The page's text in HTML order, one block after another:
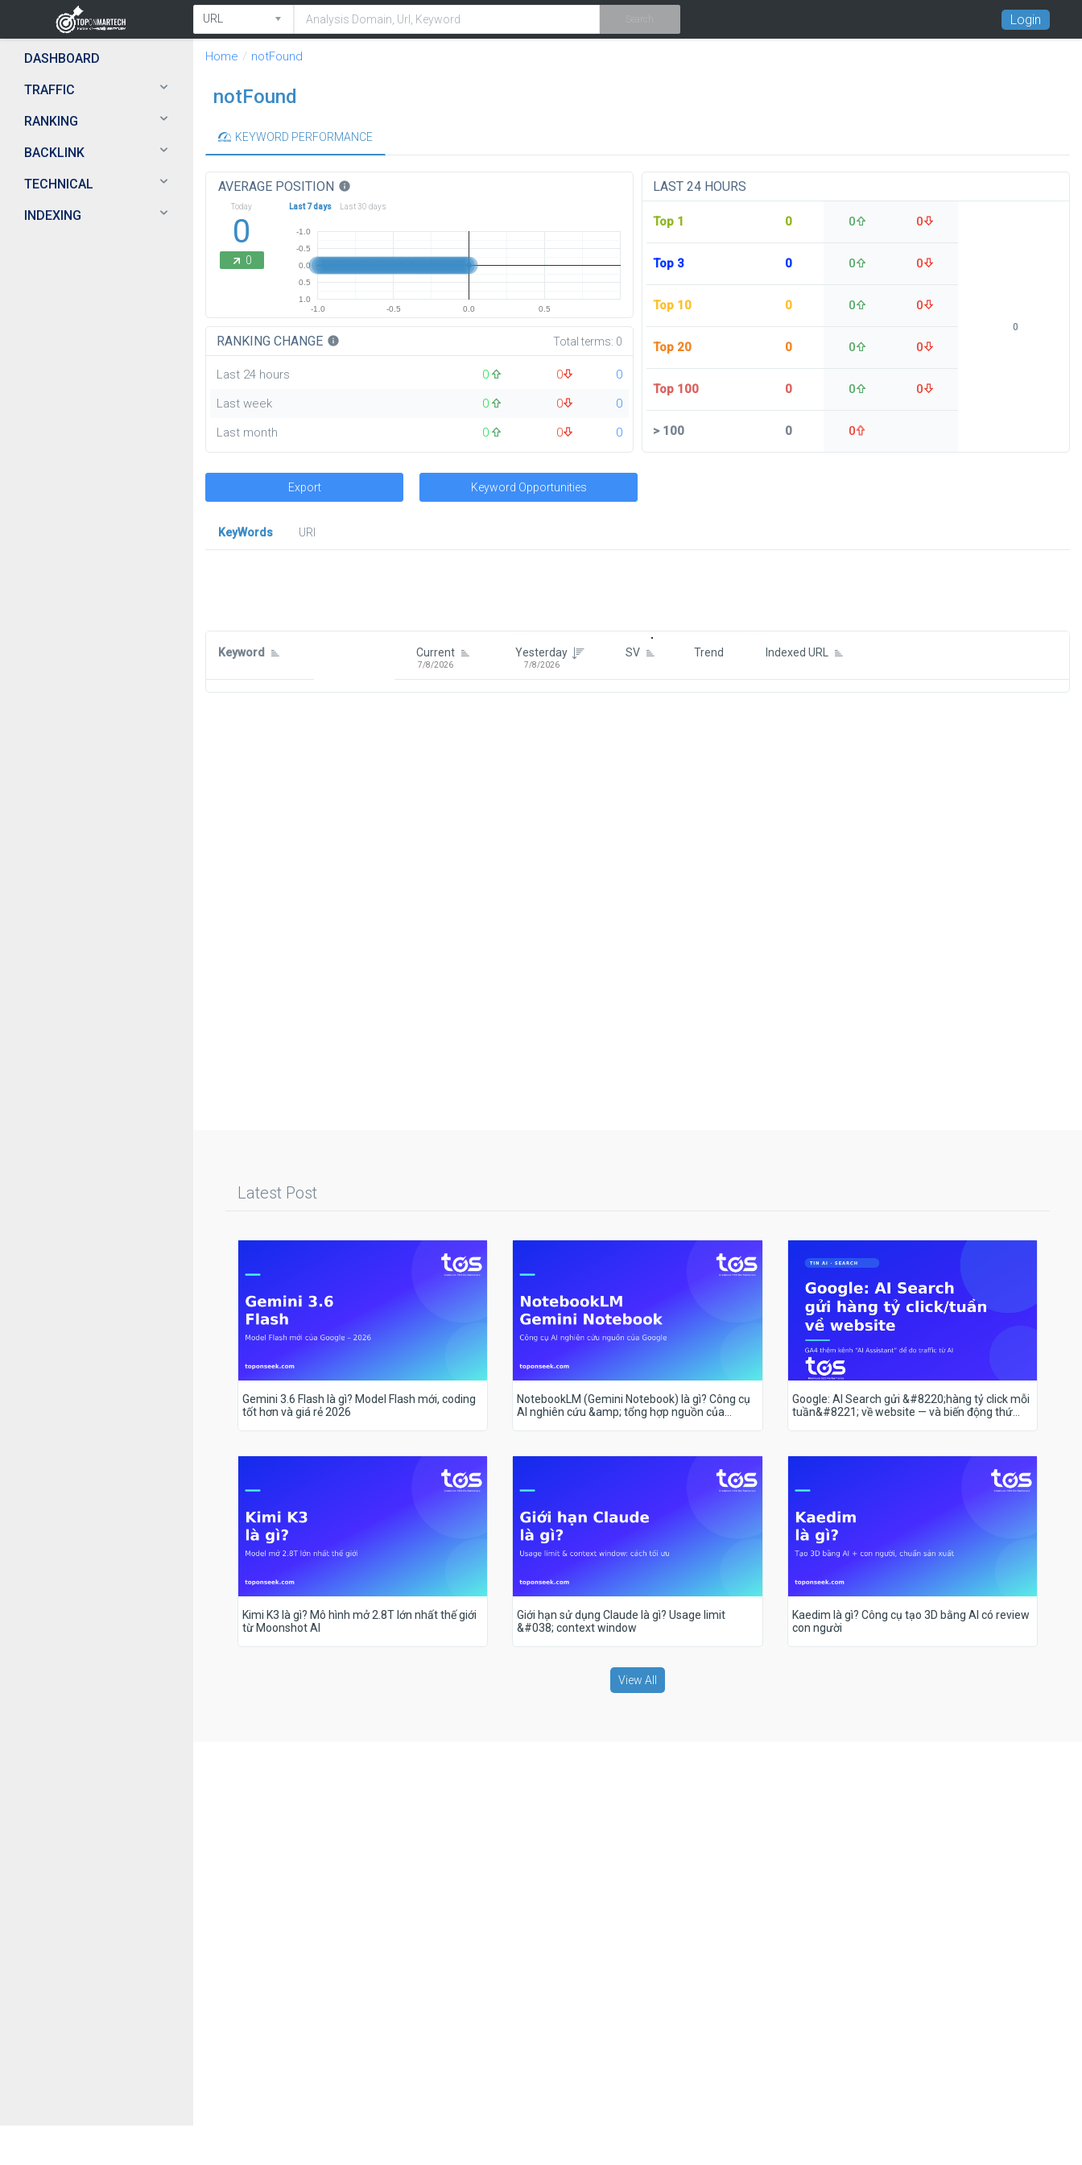
Login
DASHBOARD
TRAFFIC
RANKING
BACKLINK
TECHNICAL
INDEXING
Home notFound
notFound
KEYWORD PERFORMANCE
AVERAGE POSITION info
Today
0
0
Last 7 days Last 30 days
-1.0 -0.5 0.0 0.5
-1.0
-0.5
0.0
0.5
1.0
RANKING CHANGE info Total terms: 0
Last 24 hours 0 0
0
Last week
0 0
0
Last month
0 0 0
LAST 24 HOURS
Top 1 0 0 0
Top 3 0 0 0
Top 10 0 0 0
Top 20 0 0 0
Top 100 0 0 0
>100 0 0
0
Export Keyword Opportunities
KeyWords
URl
Keyword Current
7/8/2026
Yesterday
7/8/2026
SV Trend Indexed URL
Latest Post
Gemini 3.6 Flash là gì? Model Flash mới, coding
tốt hơn và giá rẻ 2026
NotebookLM (Gemini Notebook) là gì? Công cụ
AI nghiên cứu &amp; tổng hợp nguồn của
Google: AI Search gửi &#8220;hàng tỷ click mỗi
tuần&#8221; về website — và biến động thứ
Kimi K3 là gì? Mô hình mở 2.8T lớn nhất thế giới
từ Moonshot AI
Giới hạn sử dụng Claude là gì? Usage limit
&#038; context window
Kaedim là gì? Công cụ tạo 3D bằng AI có review
con người
View All